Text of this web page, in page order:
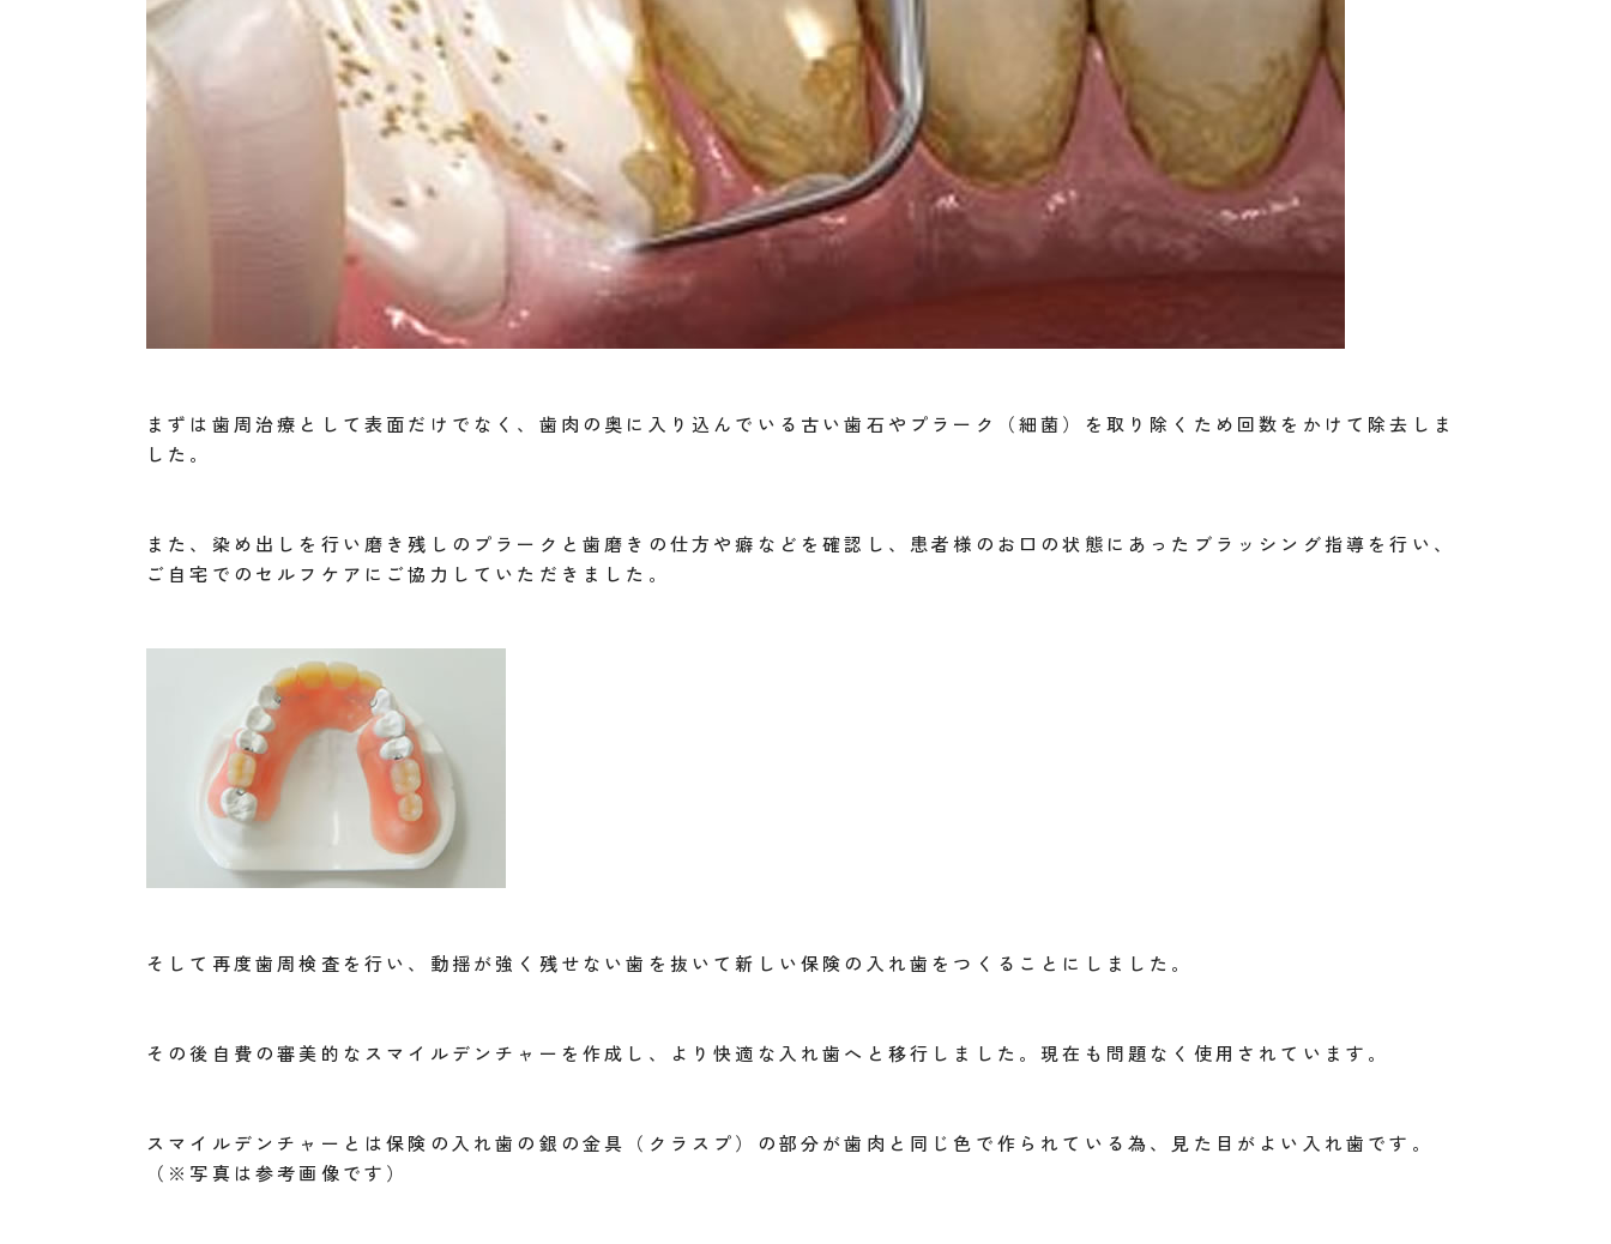
まずは歯周治療として表面だけでなく、歯肉の奥に入り込んでいる古い歯石やプラーク（細菌）を取り除くため回数をかけて除去しま
した。
また、染め出しを行い磨き残しのプラークと歯磨きの仕方や癖などを確認し、患者様のお口の状態にあったブラッシング指導を行い、
ご自宅でのセルフケアにご協力していただきました。
そして再度歯周検査を行い、動揺が強く残せない歯を抜いて新しい保険の入れ歯をつくることにしました。
その後自費の審美的なスマイルデンチャーを作成し、より快適な入れ歯へと移行しました。現在も問題なく使用されています。
スマイルデンチャーとは保険の入れ歯の銀の金具（クラスプ）の部分が歯肉と同じ色で作られている為、見た目がよい入れ歯です。
（※写真は参考画像です）